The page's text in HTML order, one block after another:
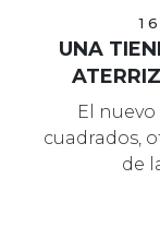
UNA
El
cuadrados,
de